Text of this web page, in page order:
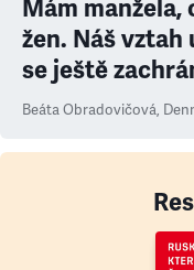
Mám
žen. Náš vztah
se ještě
Beáta Obradovičová,